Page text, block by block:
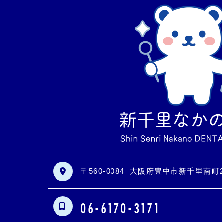
〒560-0084 大阪府豊中市新千里南
06-6170-3171